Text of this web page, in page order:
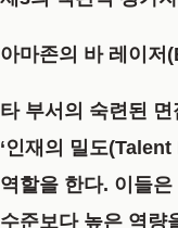
아마존의 바 레이저
타 부서의 숙련된
‘인재의 밀도
역할을 한다. 이들
수준보다 높은 역량